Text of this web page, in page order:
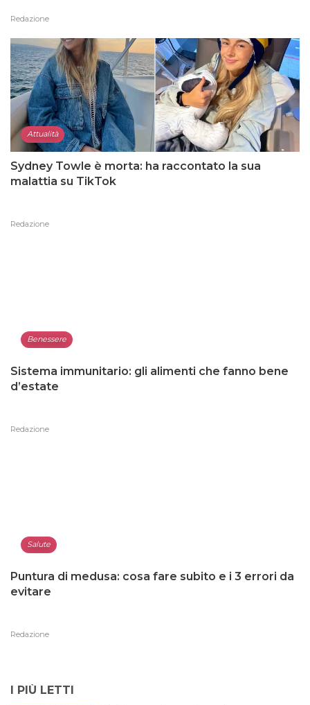
Redazione
Attualità
Sydney Towle è morta: ha raccontato la sua
malattia su TikTok
Redazione
Benessere
Sistema immunitario: gli alimenti che fanno bene
d’estate
Redazione
Salute
Puntura di medusa: cosa fare subito e i 3 errori da
evitare
Redazione
I PIÙ LETTI